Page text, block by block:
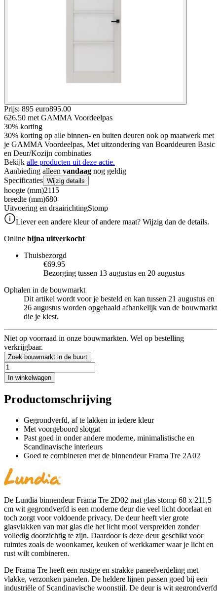
Prijs: 895 euro895.00
626.50 met GAMMA Voordeelpas
30% korting
30% korting op alle binnen- en buiten deuren ook op maatwerk met
je GAMMA Voordeelpas, Met uitzondering van Boarddeuren Basic
en Deur/Kozijn combinaties
Bekijk alle producten uit deze actie.
Aanbieding alleen vandaag nog geldig
Specificaties Wijzig details
hoogte (mm)2115
breedte (mm)680
Uitvoering en draairichtingStomp
Liever een andere kleur of andere maat? Wijzig dan de details.
Online bijna uitverkocht
Thuisbezorgd
€69.95
Bezorging tussen 13 augustus en 20 augustus
Ophalen in de bouwmarkt
Dit artikel wordt voor je besteld en kan tussen 21 augustus en
26 augustus worden opgehaald afhankelijk van de bouwmarkt
die je kiest.
Niet op voorraad in onze bouwmarkten. Wel op bestelling
verkrijgbaar.
Zoek bouwmarkt in de buurt
In winkelwagen
Productomschrijving
Gegrondverfd, af te lakken in iedere kleur
Met voorgeboord slotgat
Past goed in onder andere moderne, minimalistische en
Scandinavische interieurs
Goed te combineren met de binnendeur Frama Tre 2A02
De Lundia binnendeur Frama Tre 2D02 mat glas stomp 68 x 211,5
cm wit gegrondverfd is een moderne deur die veel licht doorlaat en
toch zorgt voor voldoende privacy. De deur heeft vier grote
glasvlakken van mat glas die het licht mooi verspreiden zonder
volledig doorzichtig te zijn. Daardoor is deze deur geschikt voor
ruimtes zoals de woonkamer, keuken of werkkamer waar je licht en
rust wilt combineren.
De Frama Tre heeft een rustige en strakke paneelverdeling met
vlakke, verzonken panelen. De heldere lijnen passen goed bij een
industriële of Scandinavische woonstijl. De deur is wit gegrondverfd